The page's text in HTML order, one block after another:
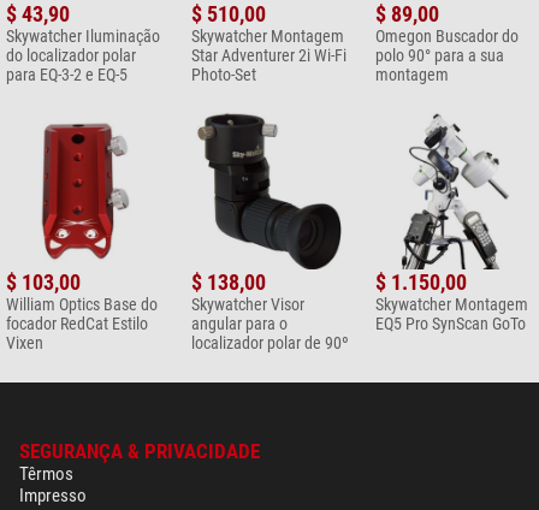
$ 43,90
Skywatcher Iluminação
do localizador polar
para EQ-3-2 e EQ-5
$ 510,00
Skywatcher Montagem
Star Adventurer 2i Wi-Fi
Photo-Set
$ 89,00
Omegon Buscador do
polo 90° para a sua
montagem
$ 103,00
William Optics Base do
focador RedCat Estilo
Vixen
$ 138,00
Skywatcher Visor
angular para o
localizador polar de 90º
$ 1.150,00
Skywatcher Montagem
EQ5 Pro SynScan GoTo
SEGURANÇA & PRIVACIDADE
Têrmos
Impresso